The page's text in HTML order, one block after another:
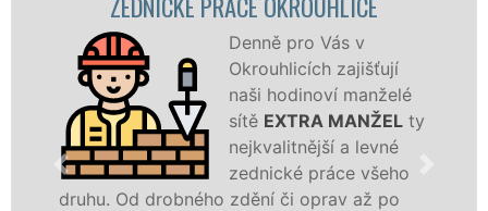
Denně pro Vás v
Okrouhlicích zajišťují
naši hodinoví manželé
sítě
EXTRA MANŽELty
nejkvalitnější a levné
zednické práce všeho
drobného zdění či oprav až po